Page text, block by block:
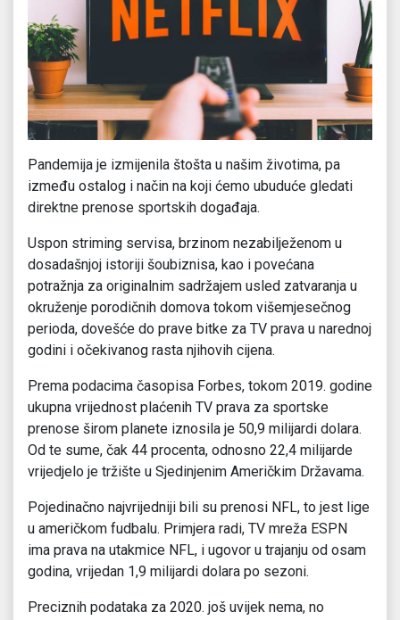
Pandemija je izmijenila štošta u našim životima, pa
između ostalog i način na koji ćemo ubuduće gledati
direktne prenose sportskih događaja.
Uspon striming servisa, brzinom nezabilježenom u
dosadašnjoj istoriji šoubiznisa, kao i povećana
potražnja za originalnim sadržajem usled zatvaranja u
okruženje porodičnih domova tokom višemjesečnog
perioda, dovešće do prave bitke za TV prava u narednoj
godini i očekivanog rasta njihovih cijena.
Prema podacima časopisa Forbes, tokom 2019. godine
ukupna vrijednost plaćenih TV prava za sportske
prenose širom planete iznosila je 50,9 milijardi dolara.
Od te sume, čak 44 procenta, odnosno 22,4 milijarde
vrijedjelo je tržište u Sjedinjenim Američkim Državama.
Pojedinačno najvrijedniji bili su prenosi NFL, to jest lige
u američkom fudbalu. Primjera radi, TV mreža ESPN
ima prava na utakmice NFL, i ugovor u trajanju od osam
godina, vrijedan 1,9 milijardi dolara po sezoni.
Preciznih podataka za 2020. još uvijek nema, no